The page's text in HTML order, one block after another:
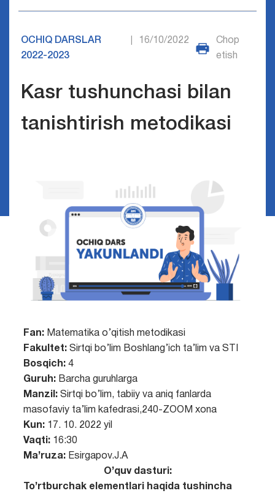
OCHIQ DARSLAR
2022-2023
16/10/2022
Chop
etish
Kasr tushunchasi bilan
tanishtirish metodikasi
Fan: Matematika o’qitish metodikasi
Fakultet:Sirtqi bo’lim Boshlang’ich ta’lim va STI
Bosqich:4
Guruh:Barcha guruhlarga
Manzil:Sirtqi bo’lim, tabiiy va aniq fanlarda
masofaviy ta’lim kafedrasi,240-ZOOM xona
Kun: 17. 10. 2022 yil
Vaqti:16:30
Ma’ruza:Esirgapov.J.A
O’quv dasturi:
To’rtburchak elementlari haqida tushincha